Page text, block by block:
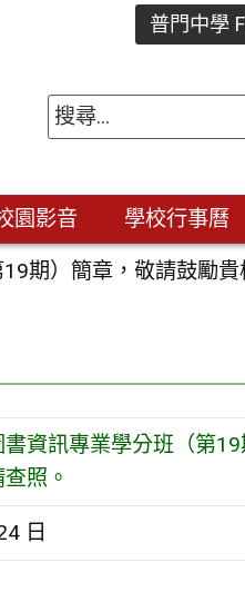
普門中學
園影音 學校行事曆
期）簡章，敬請鼓勵
資訊專業學分班（第
照。
日